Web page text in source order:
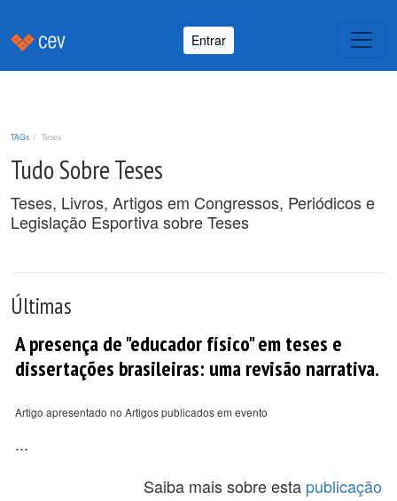
Entrar
TAGs Teses
Tudo Sobre Teses
Teses, Livros, Artigos em Congressos, Periódicos e
Legislação Esportiva sobre Teses
Últimas
A presença de "educador físico" em teses e
dissertações brasileiras: uma revisão narrativa.
Artigo apresentado no Artigos publicados em evento
...
Saiba mais sobre esta publicação